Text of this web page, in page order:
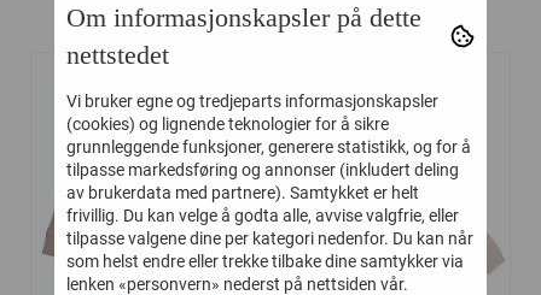
Relaterte produkter
-45% -20%
Om informasjonskapsler på dette
nettstedet
Vi bruker egne og tredjeparts informasjonskapsler
(cookies) og lignende teknologier for å sikre
grunnleggende funksjoner, generere statistikk, og for å
tilpasse markedsføring og annonser (inkludert deling
av brukerdata med partnere). Samtykket er helt
frivillig. Du kan velge å godta alle, avvise valgfrie, eller
tilpasse valgene dine per kategori nedenfor. Du kan når
som helst endre eller trekke tilbake dine samtykker via
lenken «personvern» nederst på nettsiden vår.